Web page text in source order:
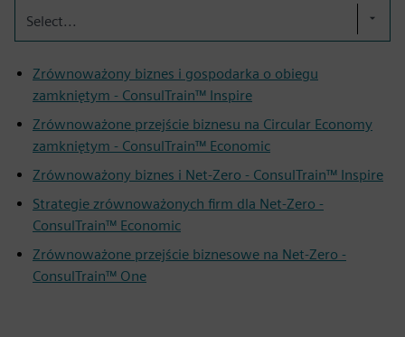
Select...
Zrównoważony biznes i gospodarka o obiegu
zamkniętym - ConsulTrain™ Inspire
Zrównoważone przejście biznesu na Circular Economy
zamkniętym - ConsulTrain™ Economic
Zrównoważony biznes i Net-Zero - ConsulTrain™ Inspire
Strategie zrównoważonych firm dla Net-Zero -
ConsulTrain™ Economic
Zrównoważone przejście biznesowe na Net-Zero -
ConsulTrain™ One